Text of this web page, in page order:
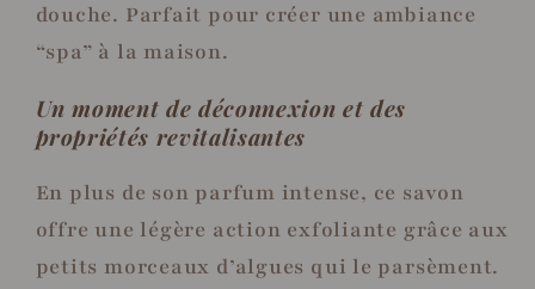
douche. Parfait pour créer une ambiance
“spa” à la maison.
Un moment de déconnexion et des
propriétés revitalisantes
En plus de son parfum intense, ce savon
offre une légère action exfoliante grâce aux
petits morceaux d’algues qui le parsèment.